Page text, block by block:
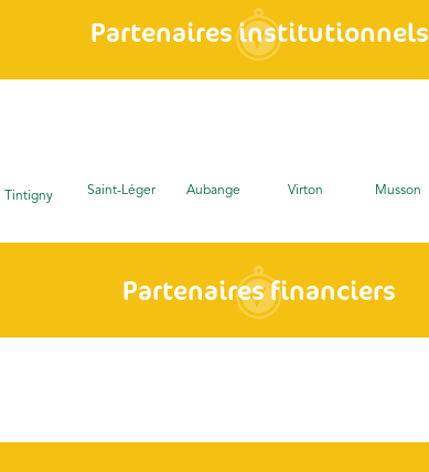
Partenaires institutionnels
Tintigny Saint-Léger Aubange Virton Musson
Partenaires financiers